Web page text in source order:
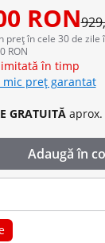
RON
preț în cele 30 de zile
RON
în timp
mic preț garantat
GRATUITĂ aprox.
Adaugă în